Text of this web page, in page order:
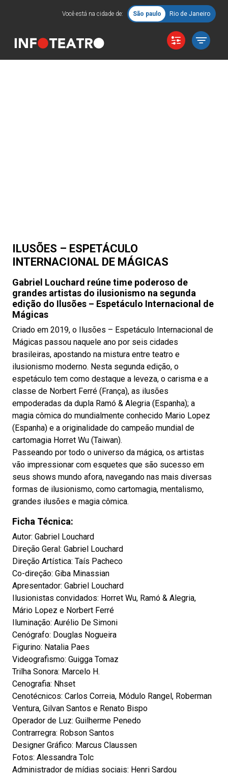
Você está na cidade de: São paulo Rio de Janeiro
ILUSÕES – ESPETÁCULO
INTERNACIONAL DE MÁGICAS
Gabriel Louchard reúne time poderoso de
grandes artistas do ilusionismo na segunda
edição do Ilusões – Espetáculo Internacional de
Mágicas
Criado em 2019, o Ilusões – Espetáculo Internacional de
Mágicas passou naquele ano por seis cidades
brasileiras, apostando na mistura entre teatro e
ilusionismo moderno. Nesta segunda edição, o
espetáculo tem como destaque a leveza, o carisma e a
classe de Norbert Ferré (França), as ilusões
empoderadas da dupla Ramó & Alegria (Espanha); a
magia cômica do mundialmente conhecido Mario Lopez
(Espanha) e a originalidade do campeão mundial de
cartomagia Horret Wu (Taiwan).
Passeando por todo o universo da mágica, os artistas
vão impressionar com esquetes que são sucesso em
seus shows mundo afora, navegando nas mais diversas
formas de ilusionismo, como cartomagia, mentalismo,
grandes ilusões e magia cômica.
Ficha Técnica:
Autor: Gabriel Louchard
Direção Geral: Gabriel Louchard
Direção Artística: Taís Pacheco
Co-direção: Giba Minassian
Apresentador: Gabriel Louchard
Ilusionistas convidados: Horret Wu, Ramó & Alegria,
Mário Lopez e Norbert Ferré
Iluminação: Aurélio De Simoni
Cenógrafo: Douglas Nogueira
Figurino: Natalia Paes
Videografismo: Guigga Tomaz
Trilha Sonora: Marcelo H.
Cenografia: Nhset
Cenotécnicos: Carlos Correia, Módulo Rangel, Roberman
Ventura, Gilvan Santos e Renato Bispo
Operador de Luz: Guilherme Penedo
Contrarregra: Robson Santos
Designer Gráfico: Marcus Claussen
Fotos: Alessandra Tolc
Administrador de mídias sociais: Henri Sardou